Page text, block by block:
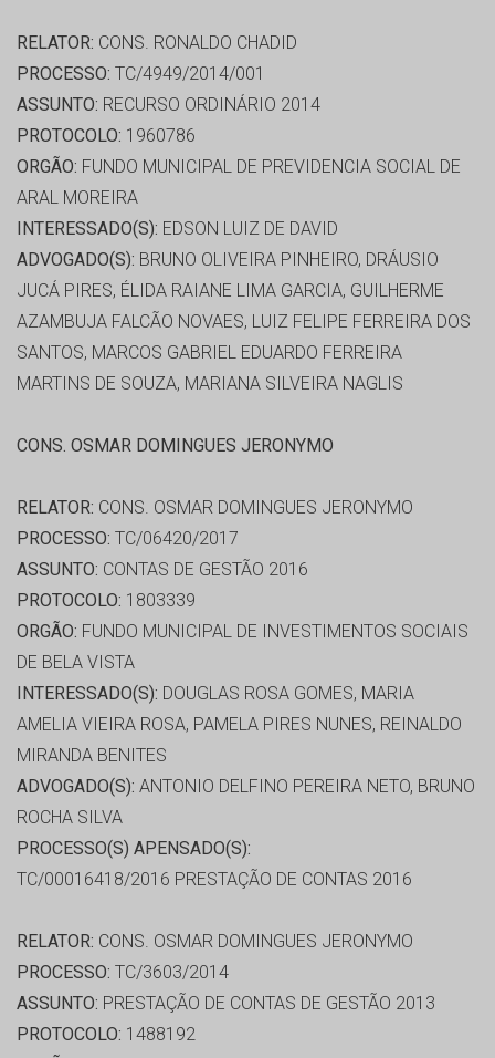
RELATOR: CONS. RONALDO CHADID
PROCESSO: TC/4949/2014/001
ASSUNTO: RECURSO ORDINÁRIO 2014
PROTOCOLO: 1960786
ORGÃO: FUNDO MUNICIPAL DE PREVIDENCIA SOCIAL DE
ARAL MOREIRA
INTERESSADO(S): EDSON LUIZ DE DAVID
ADVOGADO(S): BRUNO OLIVEIRA PINHEIRO, DRÁUSIO
JUCÁ PIRES, ÉLIDA RAIANE LIMA GARCIA, GUILHERME
AZAMBUJA FALCÃO NOVAES, LUIZ FELIPE FERREIRA DOS
SANTOS, MARCOS GABRIEL EDUARDO FERREIRA
MARTINS DE SOUZA, MARIANA SILVEIRA NAGLIS
CONS. OSMAR DOMINGUES JERONYMO
RELATOR: CONS. OSMAR DOMINGUES JERONYMO
PROCESSO: TC/06420/2017
ASSUNTO: CONTAS DE GESTÃO 2016
PROTOCOLO: 1803339
ORGÃO: FUNDO MUNICIPAL DE INVESTIMENTOS SOCIAIS
DE BELA VISTA
INTERESSADO(S): DOUGLAS ROSA GOMES, MARIA
AMELIA VIEIRA ROSA, PAMELA PIRES NUNES, REINALDO
MIRANDA BENITES
ADVOGADO(S): ANTONIO DELFINO PEREIRA NETO, BRUNO
ROCHA SILVA
PROCESSO(S) APENSADO(S):
TC/00016418/2016 PRESTAÇÃO DE CONTAS 2016
RELATOR: CONS. OSMAR DOMINGUES JERONYMO
PROCESSO: TC/3603/2014
ASSUNTO: PRESTAÇÃO DE CONTAS DE GESTÃO 2013
PROTOCOLO: 1488192